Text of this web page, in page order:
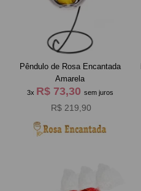
Pêndulo de Rosa Encantada
Amarela
3x R$ 73,30 sem juros
R$ 219,90